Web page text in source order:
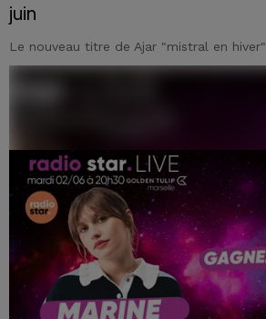
juin
Le nouveau titre de Ajar "mistral en hiver"